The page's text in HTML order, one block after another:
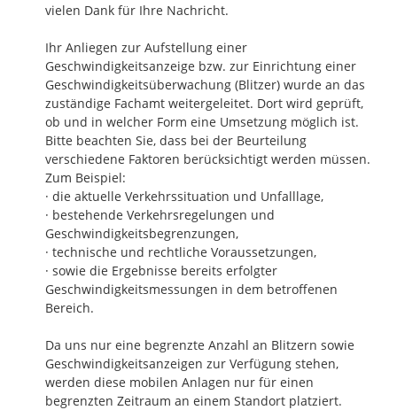
vielen Dank für Ihre Nachricht.
Ihr Anliegen zur Aufstellung einer
Geschwindigkeitsanzeige bzw. zur Einrichtung einer
Geschwindigkeitsüberwachung (Blitzer) wurde an das
zuständige Fachamt weitergeleitet. Dort wird geprüft,
ob und in welcher Form eine Umsetzung möglich ist.
Bitte beachten Sie, dass bei der Beurteilung
verschiedene Faktoren berücksichtigt werden müssen.
Zum Beispiel:
· die aktuelle Verkehrssituation und Unfalllage,
· bestehende Verkehrsregelungen und
Geschwindigkeitsbegrenzungen,
· technische und rechtliche Voraussetzungen,
· sowie die Ergebnisse bereits erfolgter
Geschwindigkeitsmessungen in dem betroffenen
Bereich.
Da uns nur eine begrenzte Anzahl an Blitzern sowie
Geschwindigkeitsanzeigen zur Verfügung stehen,
werden diese mobilen Anlagen nur für einen
begrenzten Zeitraum an einem Standort platziert.